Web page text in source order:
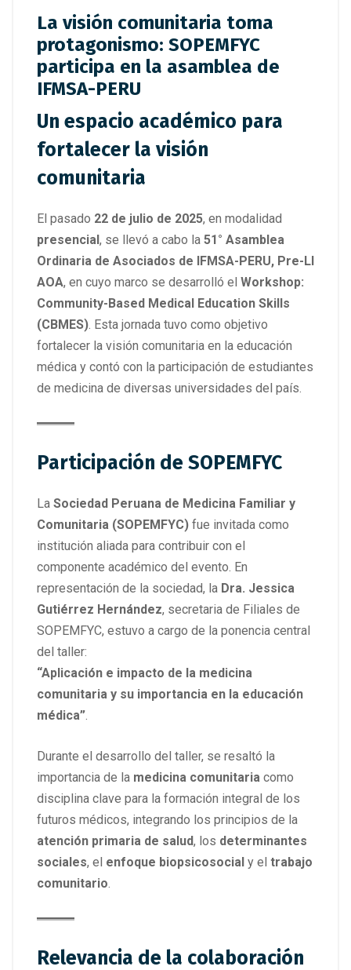
La visión comunitaria toma
protagonismo: SOPEMFYC
participa en la asamblea de
IFMSA-PERU
Un espacio académico para
fortalecer la visión
comunitaria
El pasado 22 de julio de 2025, en modalidad
presencial , se llevó a cabo la 51° Asamblea
Ordinaria de Asociados de IFMSA-PERU, Pre-LI
AOA, en cuyo marco se desarrolló el Workshop:
Community-Based Medical Education Skills
(CBMES). Esta jornada tuvo como objetivo
fortalecer la visión comunitaria en la educación
médica y contó con la participación de estudiantes
de medicina de diversas universidades del país.
Participación de SOPEMFYC
La Sociedad Peruana de Medicina Familiar y
Comunitaria (SOPEMFYC) fue invitada como
institución aliada para contribuir con el
componente académico del evento. En
representación de la sociedad, la Dra. Jessica
Gutiérrez Hernández, secretaria de Filiales de
SOPEMFYC, estuvo a cargo de la ponencia central
del taller:
“Aplicación e impacto de la medicina
comunitaria y su importancia en la educación
médica”.
Durante el desarrollo del taller, se resaltó la
importancia de la medicina comunitaria como
disciplina clave para la formación integral de los
futuros médicos, integrando los principios de la
atención primaria de salud, los determinantes
sociales, el enfoque biopsicosocial y el trabajo
comunitario.
Relevancia de la colaboración